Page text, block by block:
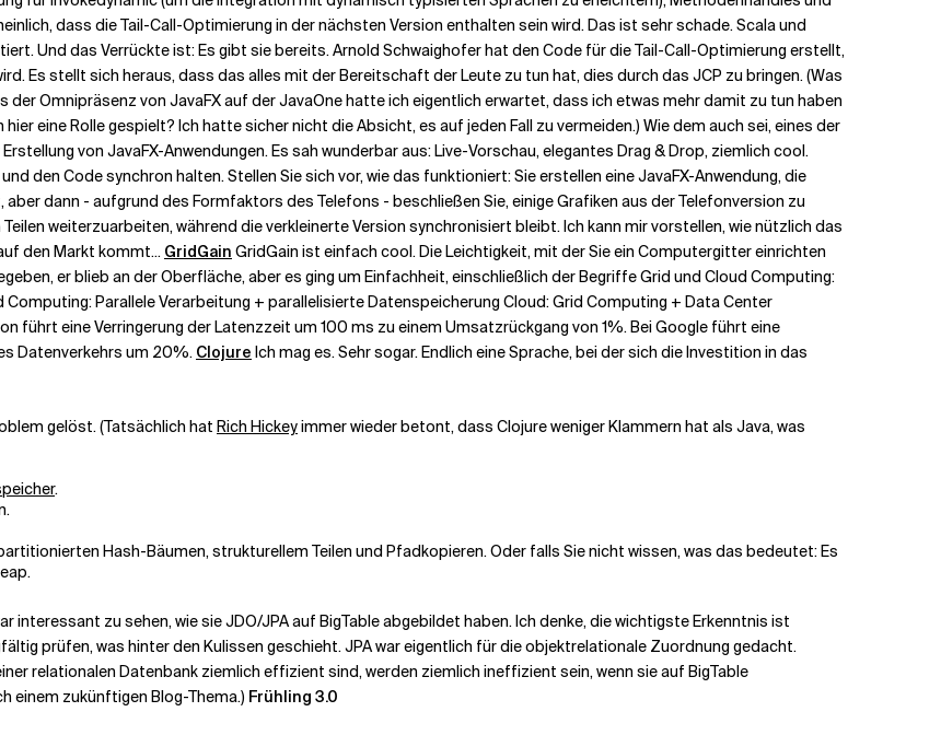
dass die Tail-Call-Optimierung in der nächsten Version enthalten sein wird. Das ist sehr schade. Scala und
Und das Verrückte ist: Es gibt sie bereits. Arnold Schwaighofer hat den Code für die Tail-Call-Optimierung erstellt,
Es stellt sich heraus, dass das alles mit der Bereitschaft der Leute zu tun hat, dies durch das JCP zu bringen. (Was
der Omnipräsenz von JavaFX auf der JavaOne hatte ich eigentlich erwartet, dass ich etwas mehr damit zu tun haben
eine Rolle gespielt? Ich hatte sicher nicht die Absicht, es auf jeden Fall zu vermeiden.) Wie dem auch sei, eines der
von JavaFX-Anwendungen. Es sah wunderbar aus: Live-Vorschau, elegantes Drag & Drop, ziemlich cool.
den Code synchron halten. Stellen Sie sich vor, wie das funktioniert: Sie erstellen eine JavaFX-Anwendung, die
dann - aufgrund des Formfaktors des Telefons - beschließen Sie, einige Grafiken aus der Telefonversion zu
weiterzuarbeiten, während die verkleinerte Version synchronisiert bleibt. Ich kann mir vorstellen, wie nützlich das
den Markt kommt... GridGain GridGain ist einfach cool. Die Leichtigkeit, mit der Sie ein Computergitter einrichten
er blieb an der Oberfläche, aber es ging um Einfachheit, einschließlich der Begriffe Grid und Cloud Computing:
Parallele Verarbeitung + parallelisierte Datenspeicherung Cloud: Grid Computing + Data Center
führt eine Verringerung der Latenzzeit um 100 ms zu einem Umsatzrückgang von 1%. Bei Google führt eine
Datenverkehrs um 20%. Clojure Ich mag es. Sehr sogar. Endlich eine Sprache, bei der sich die Investition in das
gelöst. (Tatsächlich hat Rich Hickeyimmer wieder betont, dass Clojure weniger Klammern hat als Java, was
.
Hash-Bäumen, strukturellem Teilen und Pfadkopieren. Oder falls Sie nicht wissen, was das bedeutet: Es
interessant zu sehen, wie sie JDO/JPA auf BigTable abgebildet haben. Ich denke, die wichtigste Erkenntnis ist
prüfen, was hinter den Kulissen geschieht. JPA war eigentlich für die objektrelationale Zuordnung gedacht.
relationalen Datenbank ziemlich effizient sind, werden ziemlich ineffizient sein, wenn sie auf BigTable
einem zukünftigen Blog-Thema.) Frühling 3.0